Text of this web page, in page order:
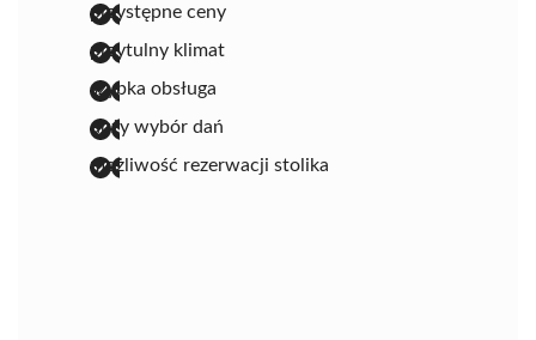
przystępne ceny
przytulny klimat
szybka obsługa
duży wybór dań
możliwość rezerwacji stolika